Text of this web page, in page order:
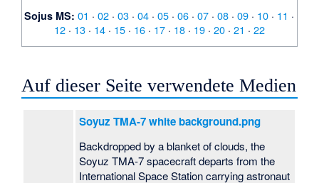
Sojus MS: 01 ·02 ·03 ·04 ·05 ·06 ·07 ·08 ·09 · 10 · 11 ·
12· 13· 14· 15· 16· 17· 18· 19· 20· 21 · 22
Auf dieser Seite verwendete Medien
Soyuz TMA-7 white background.png
Backdropped by a blanket of clouds, the
Soyuz TMA-7 spacecraft departs from the
International Space Station carrying astronaut